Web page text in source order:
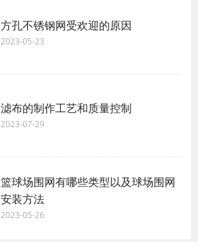
方孔不锈钢网受欢迎的原因
2023-05-23
滤布的制作工艺和质量控制
2023-07-29
篮球场围网有哪些类型以及球场围网
安装方法
2023-05-26